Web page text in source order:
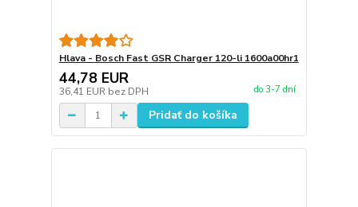
Hlava - Bosch Fast GSR Charger 120-li 1600a00hr1
44,78 EUR
36,41 EUR bez DPH do 3-7 dní
Pridať do košíka